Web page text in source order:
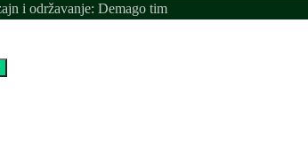
i održavanje: Demago tim